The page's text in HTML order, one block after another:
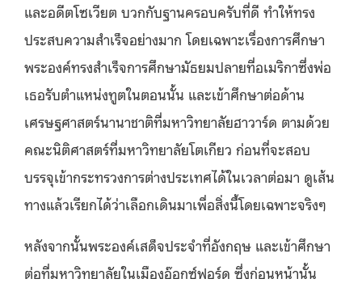
และอดีตโซเวียต บวกกับฐานครอบครับที่ดี ทำให้ทรง
ประสบความสำเร็จอย่างมาก โดยเฉพาะเรื่องการศึกษา
พระองค์ทรงสำเร็จการศึกษามัธยมปลายที่อเมริกาซึ่งพ่อ
เธอรับตำแหน่งทูตในตอนนั้น และเข้าศึกษาต่อด้าน
เศรษฐศาสตร์นานาชาติที่มหาวิทยาลัยฮาวาร์ด ตามด้วย
คณะนิติศาสตร์ที่มหาวิทยาลัยโตเกียว ก่อนที่จะสอบ
บรรจุเข้ากระทรวงการต่างประเทศได้ในเวลาต่อมา ดูเส้น
ทางแล้วเรียกได้ว่าเลือกเดินมาเพื่อสิ่งนี้โดยเฉพาะจริงๆ
หลังจากนั้นพระองค์เสด็จประจำที่อังกฤษ และเข้าศึกษา
ต่อที่มหาวิทยาลัยในเมืองอ๊อกซ์ฟอร์ด ซึ่งก่อนหน้านั้น